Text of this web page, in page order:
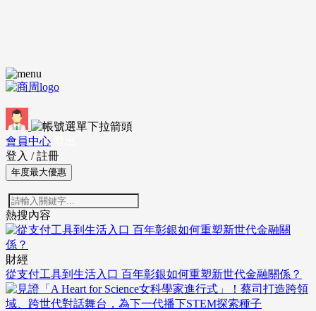
會員中心
登入 / 註冊
年度最大優惠
熱搜內容
財經
從支付工具到生活入口 百年彰銀如何重塑新世代金融關係？